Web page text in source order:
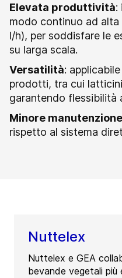
Elevata produttività:
modo continuo ad
l/h), per soddisfare le
su larga scala.
Versatilità:
prodotti, tra cui
garantendo flessibilità
Minore manutenzione
rispetto al sistema
Nuttelex
Nuttelex e GEA
bevande vegetali più